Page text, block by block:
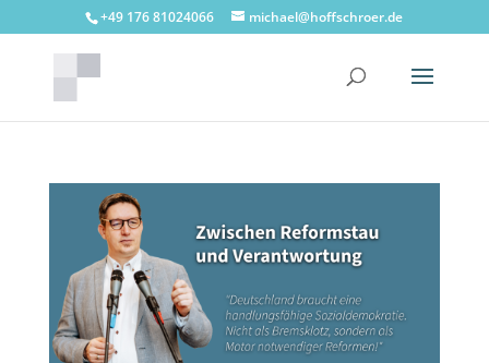
+49 176 81024066 michael@hoffschroer.de